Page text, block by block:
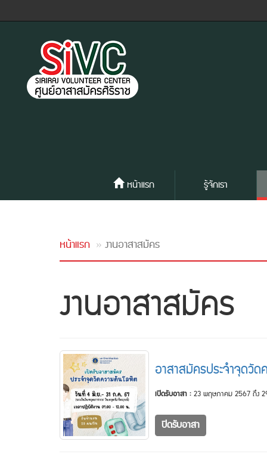
หน้าแรก รู้จักเรา
หน้าแรก งานอาสาสมัคร
งานอาสาสมัคร
อาสาสมัครประจำจุดวั
เปิดรับอาสา :23 พฤษภาคม 2567 ถึง
ปิดรับอาสา